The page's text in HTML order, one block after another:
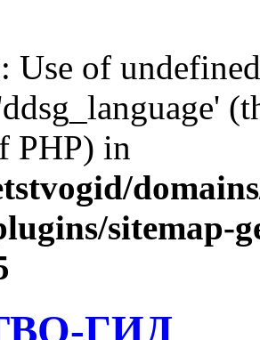
: Use of
PHP) in
sitemap-
ГИД